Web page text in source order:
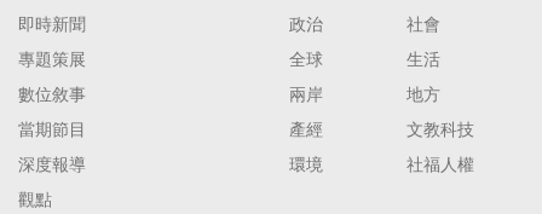
即時新聞
專題策展
數位敘事
當期節目
深度報導
觀點
政治
社會
全球
生活
兩岸
地方
產經
文教科技
環境
社福人權